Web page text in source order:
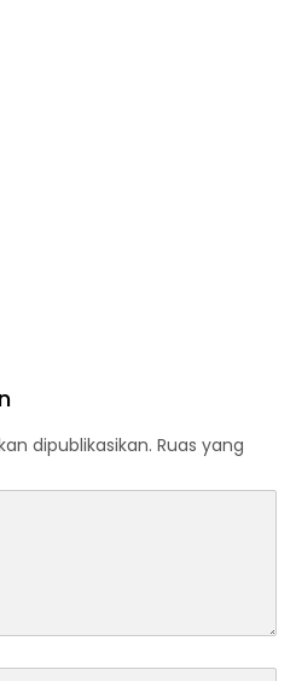
dipublikasikan. Ruas yang